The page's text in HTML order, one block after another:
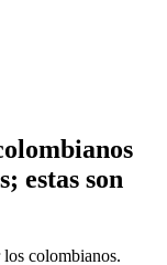
estas son
colombianos.